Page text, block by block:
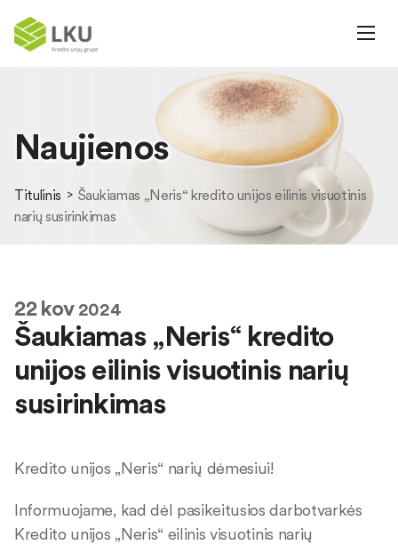
Naujienos
Titulinis
Šaukiamas „Neris“ kredito unijos eilinis visuotinis
narių susirinkimas
22kov2024
Šaukiamas „Neris“ kredito
unijos eilinis visuotinis narių
susirinkimas
Kredito unijos „Neris“ narių dėmesiui!
Informuojame, kad dėl pasikeitusios darbotvarkės
Kredito unijos „Neris“ eilinis visuotinis narių